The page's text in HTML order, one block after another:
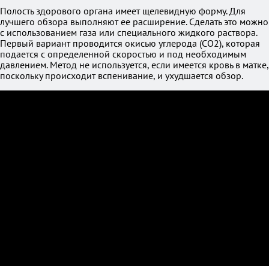
Полость здорового органа имеет щелевидную форму. Для
лучшего обзора выполняют ее расширение. Сделать это можно
с использованием газа или специального жидкого раствора.
Первый вариант проводится окисью углерода (СО2), которая
подается с определенной скоростью и под необходимым
давлением. Метод не используется, если имеется кровь в матке,
поскольку происходит вспенивание, и ухудшается обзор.